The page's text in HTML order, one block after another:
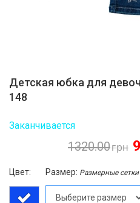
Детская юбка для
148
Заканчивается
1320.00
Цвет: Размер: Размерные сетки